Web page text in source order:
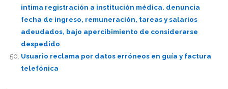
intima registración a institución médica. denuncia
fecha de ingreso, remuneración, tareas y salarios
adeudados, bajo apercibimiento de considerarse
despedido
Usuario reclama por datos erróneos en guía y factura
telefónica